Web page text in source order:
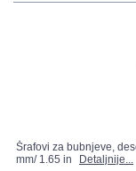
Šrafovi za bubnjeve,
mm/ 1.65 in
Detaljnije...